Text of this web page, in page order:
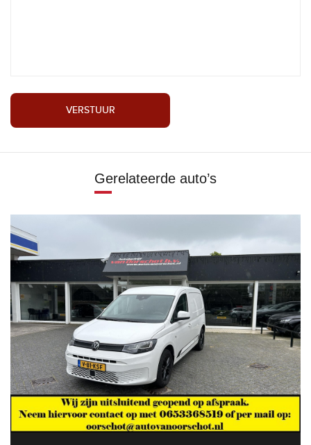
VERSTUUR
Gerelateerde auto’s